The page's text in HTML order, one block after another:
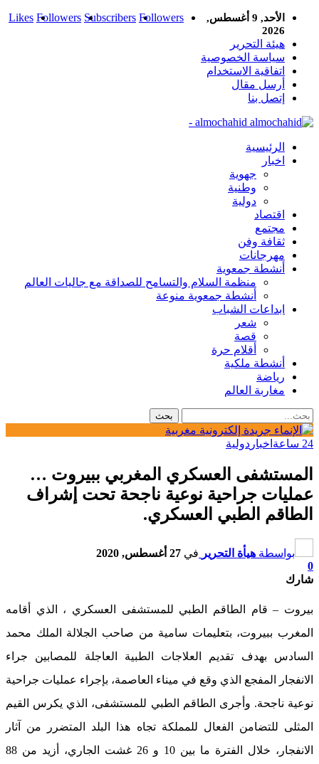
Likes Followers Subscribers Followers
الأحد, 9 أغسطس,
2026
هيئة التحرير
سياسة الخصوصية
اتفاقية الاستخدام
أرسل مقال
إتصل بنا
almochahid -
الرئيسية
اخبار
جهوية
وطنية
دولية
اقتصاد
مجتمع
ثقافة وفن
مهرجانات
أنشطة جمعوية
منظمة السلام والتسامح للصداقة مع جاليات العالم
أنشطة جمعوية منوعة
ابداعات الشباب
شعر
قصة
أقلام حرة
أنشطة ملكية
رياضة
مغاربة العالم
24 ساعة اخبار دولية
المستشفى العسكري المغربي ببيروت …
عمليات جراحية نوعية ناجحة تحت إشراف
الطاقم الطبي العسكري.
بواسطة هيأة التحرير في 27 أغسطس, 2020
0
شارك
بيروت – قام الطاقم الطبي للمستشفى العسكري ، الذي أقامه
المغرب ببيروت، بتعليمات سامية من صاحب الجلالة الملك محمد
السادس بهدف تقديم العلاجات الطبية العاجلة للمصابين جراء
الانفجار المفجع الذي وقع في ميناء العاصمة، بإجراء عمليات جراحية
نوعية ناجحة. وأجرى الطاقم الطبي للمستشفى، الذي يكرس القيم
المثلى للتضامن الفعال للمملكة تجاه هذا البلد المتضرر من آثار
الانفجار، خلال الفترة ما بين 10 و 26 غشت الجاري، أزيد من 88